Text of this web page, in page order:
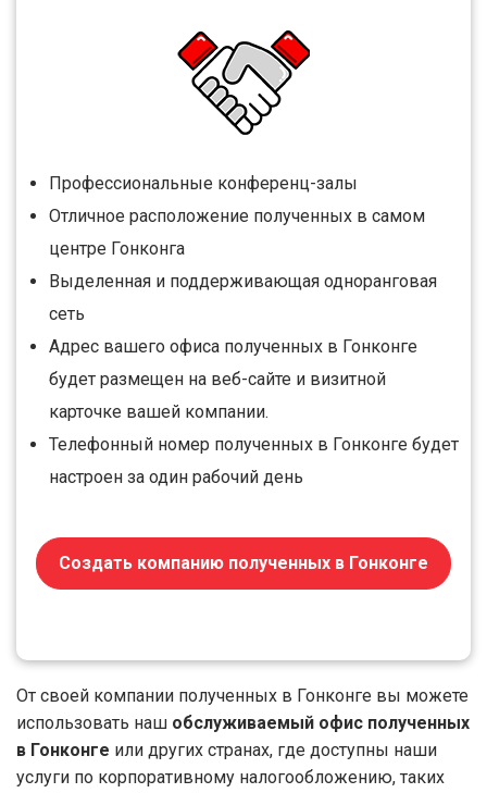
Профессиональные конференц-залы
Отличное расположение полученных в самом
центре Гонконга
Выделенная и поддерживающая одноранговая
сеть
Адрес вашего офиса полученных в Гонконге
будет размещен на веб-сайте и визитной
карточке вашей компании.
Телефонный номер полученных в Гонконге будет
настроен за один рабочий день
Создать компанию полученных в Гонконге
От своей компании полученных в Гонконге вы можете
использовать наш обслуживаемый офис полученных
в Гонконге или других странах, где доступны наши
услуги по корпоративному налогообложению, таких